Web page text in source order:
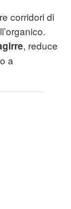
corridori di
, reduce
a